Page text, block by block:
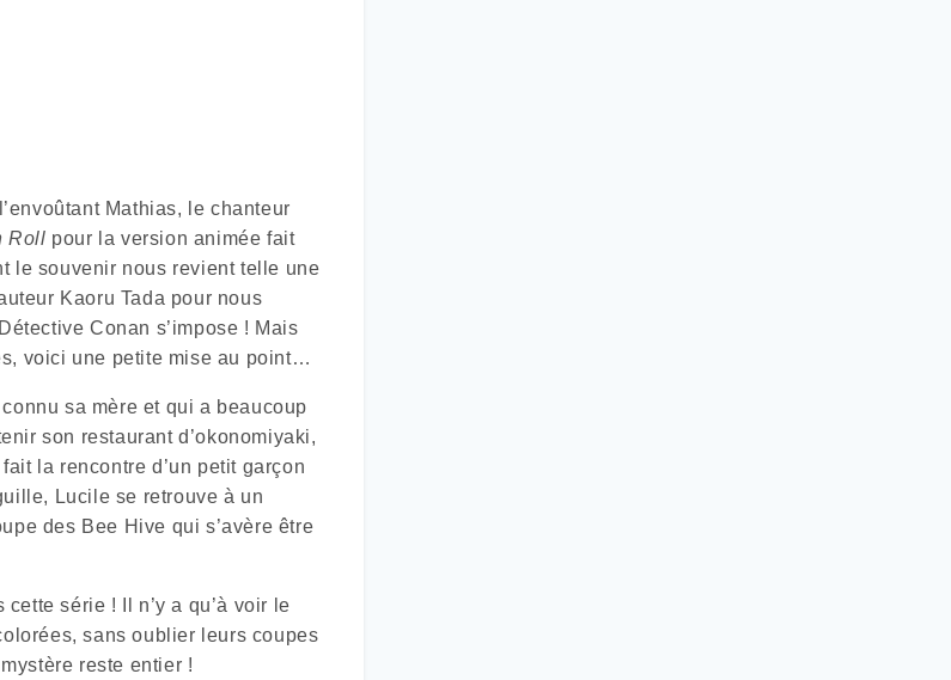
Mathias, le chanteur
Roll pour la version animée fait
le souvenir nous revient telle une
Kaoru Tada pour nous
Conan s’impose ! Mais
voici une petite mise au point…
sa mère et qui a beaucoup
son restaurant d’okonomiyaki,
la rencontre d’un petit garçon
Lucile se retrouve à un
des Bee Hive qui s’avère être
série ! Il n’y a qu’à voir le
sans oublier leurs coupes
reste entier !